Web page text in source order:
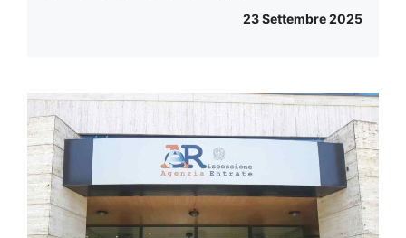
23 Settembre 2025